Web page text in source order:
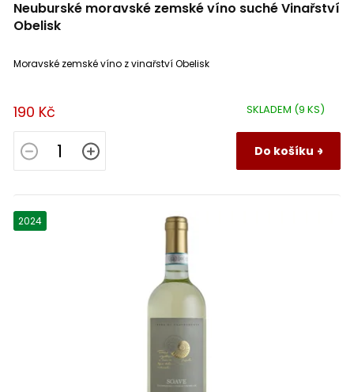
Neuburské moravské zemské víno suché Vinařství
Obelisk
SKLADEM (9 KS)
190 Kč
Do košíku
Moravské zemské víno z vinařství Obelisk
2024